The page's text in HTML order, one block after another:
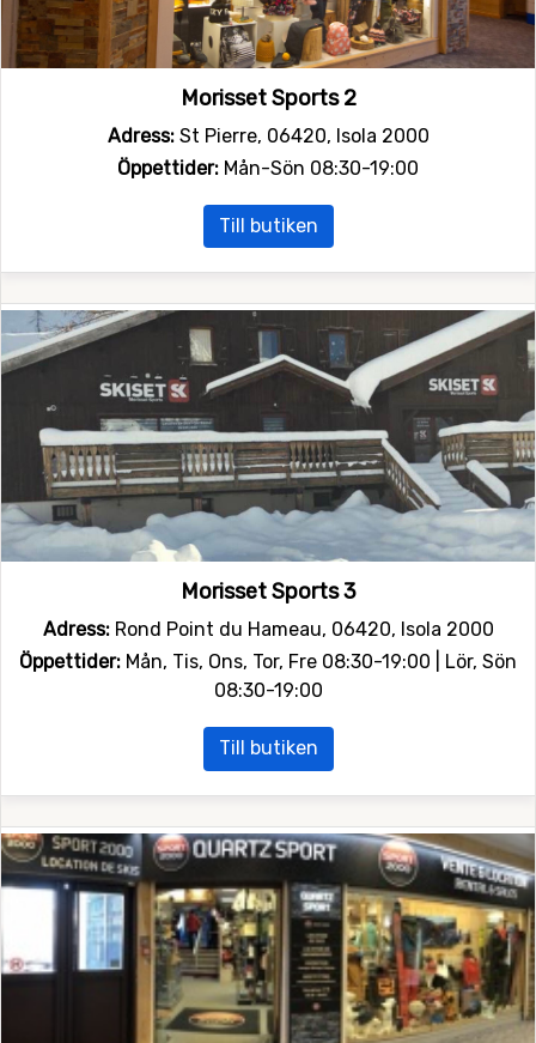
Morisset Sports 2
Adress:St Pierre, 06420, Isola 2000
Öppettider: Mån-Sön 08:30-19:00
Till butiken
Morisset Sports 3
Adress:Rond Point du Hameau, 06420, Isola 2000
Öppettider: Mån, Tis, Ons, Tor, Fre 08:30-19:00 | Lör, Sön
08:30-19:00
Till butiken